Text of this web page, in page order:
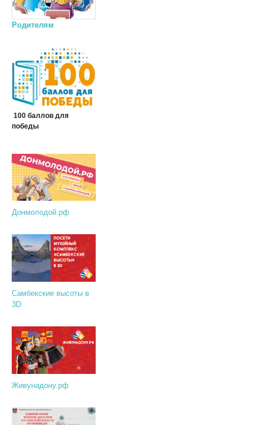
Родителям
100 баллов для
победы
Донмолодой.рф
Самбекские высоты в
3D
Живунадону.рф